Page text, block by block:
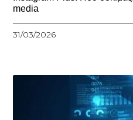
media
31/03/2026